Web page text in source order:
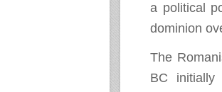
a political
dominion
The
BC initially